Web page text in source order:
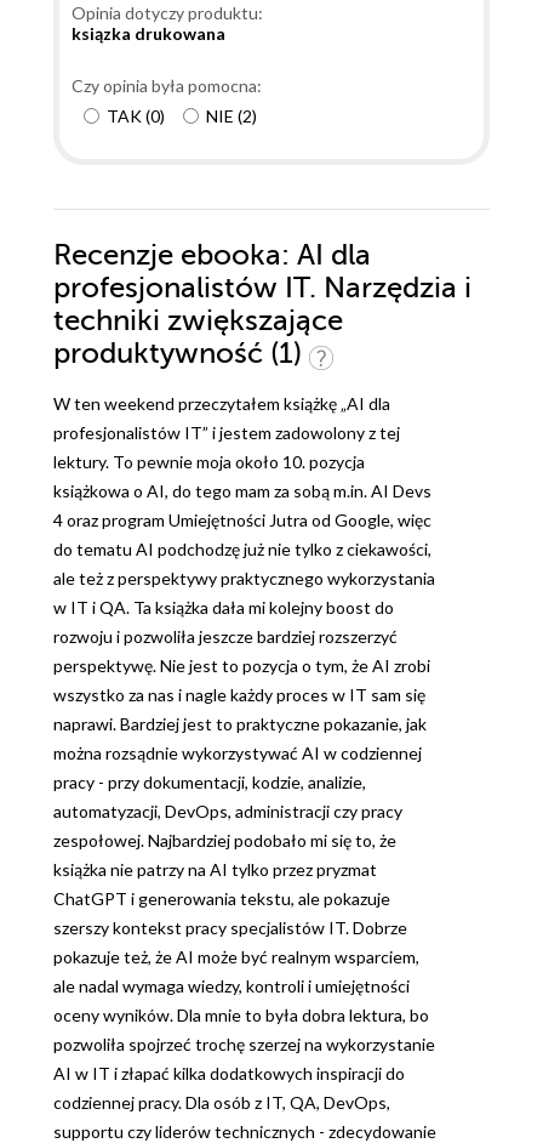
Opinia dotyczy produktu:
ksiązka drukowana
Czy opinia była pomocna:
TAK(0) NIE (2)
Recenzje ebooka: AI dla
profesjonalistów IT. Narzędzia i
techniki zwiększające
produktywność (1)
W ten weekend przeczytałem książkę „AI dla
profesjonalistów IT” i jestem zadowolony z tej
lektury. To pewnie moja około 10. pozycja
książkowa o AI, do tego mam za sobą m.in. AI Devs
4 oraz program Umiejętności Jutra od Google, więc
do tematu AI podchodzę już nie tylko z ciekawości,
ale też z perspektywy praktycznego wykorzystania
w IT i QA. Ta książka dała mi kolejny boost do
rozwoju i pozwoliła jeszcze bardziej rozszerzyć
perspektywę. Nie jest to pozycja o tym, że AI zrobi
wszystko za nas i nagle każdy proces w IT sam się
naprawi. Bardziej jest to praktyczne pokazanie, jak
można rozsądnie wykorzystywać AI w codziennej
pracy - przy dokumentacji, kodzie, analizie,
automatyzacji, DevOps, administracji czy pracy
zespołowej. Najbardziej podobało mi się to, że
książka nie patrzy na AI tylko przez pryzmat
ChatGPT i generowania tekstu, ale pokazuje
szerszy kontekst pracy specjalistów IT. Dobrze
pokazuje też, że AI może być realnym wsparciem,
ale nadal wymaga wiedzy, kontroli i umiejętności
oceny wyników. Dla mnie to była dobra lektura, bo
pozwoliła spojrzeć trochę szerzej na wykorzystanie
AI w IT i złapać kilka dodatkowych inspiracji do
codziennej pracy. Dla osób z IT, QA, DevOps,
supportu czy liderów technicznych - zdecydowanie